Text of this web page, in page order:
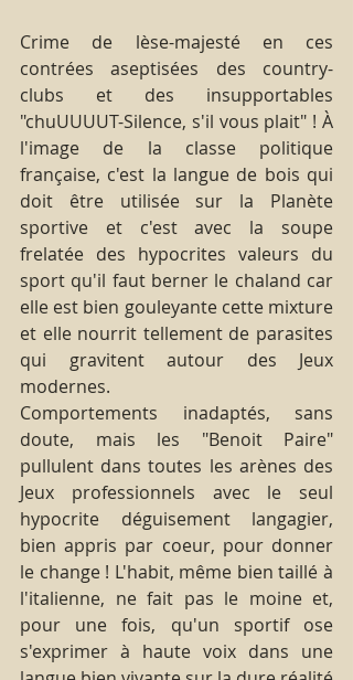
Crime de lèse-majesté en ces
contrées aseptisées des country-
clubs et des insupportables
"chuUUUUT-Silence, s'il vous plait" ! À
l'image de la classe politique
française, c'est la langue de bois qui
doit être utilisée sur la Planète
sportive et c'est avec la soupe
frelatée des hypocrites valeurs du
sport qu'il faut berner le chaland car
elle est bien gouleyante cette mixture
et elle nourrit tellement de parasites
qui gravitent autour des Jeux
modernes.
Comportements inadaptés, sans
doute, mais les "Benoit Paire"
pullulent dans toutes les arènes des
Jeux professionnels avec le seul
hypocrite déguisement langagier,
bien appris par coeur, pour donner
le change ! L'habit, même bien taillé à
l'italienne, ne fait pas le moine et,
pour une fois, qu'un sportif ose
s'exprimer à haute voix dans une